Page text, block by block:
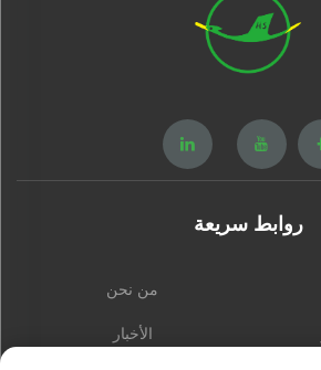
روابط سريعة
من نحن
الأخبار